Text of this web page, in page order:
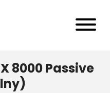
8000 Passive